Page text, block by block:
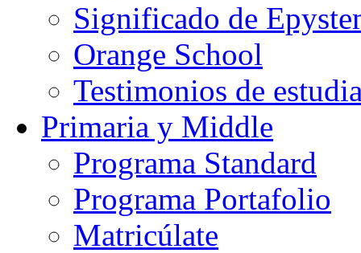
Significado de
Orange School
Testimonios de
Primaria y Middle
Programa Standard
Programa Portafolio
Matricúlate